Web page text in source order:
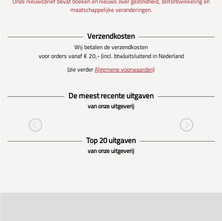
maatschappelijke veranderingen.
Verzendkosten
Wij betalen de verzendkosten
voor orders vanaf € 20,- (incl. btw)uitsluitend in Nederland
(zie verderAlgemene voorwaarden)
De meest recente uitgaven
van onze uitgeverij
Top 20 uitgaven
van onze uitgeverij